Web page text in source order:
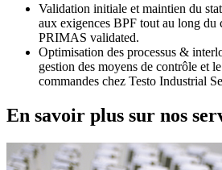
Validation initiale et maintien du
aux exigences BPF tout au long du
PRIMAS validated.
Optimisation des processus &
gestion des moyens de contrôle et
commandes chez Testo Industrial
En savoir plus sur nos